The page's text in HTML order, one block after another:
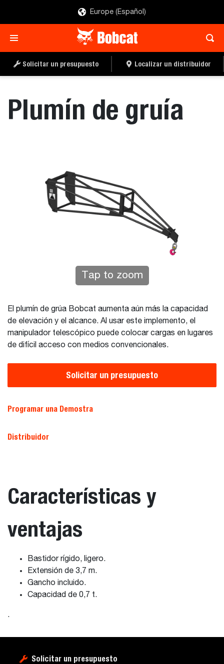
Europe (Español)
Solicitar un presupuesto Localizar un distribuidor
Plumín de gruía
Tap to zoom
El plumín de grúa Bobcat aumenta aún más la capacidad
de elevación y el alcance. Al usar este implemento, el
manipulador telescópico puede colocar cargas en lugares
de difícil acceso con medios convencionales.
Solicitar un presupuesto
Programar una Demostra
Distribuidor
Características y
ventajas
Bastidor rígido, ligero.
Extensión de 3,7 m.
Gancho incluido.
Capacidad de 0,7 t.
.
Solicitar un presupuesto
LOCALIZAR UN